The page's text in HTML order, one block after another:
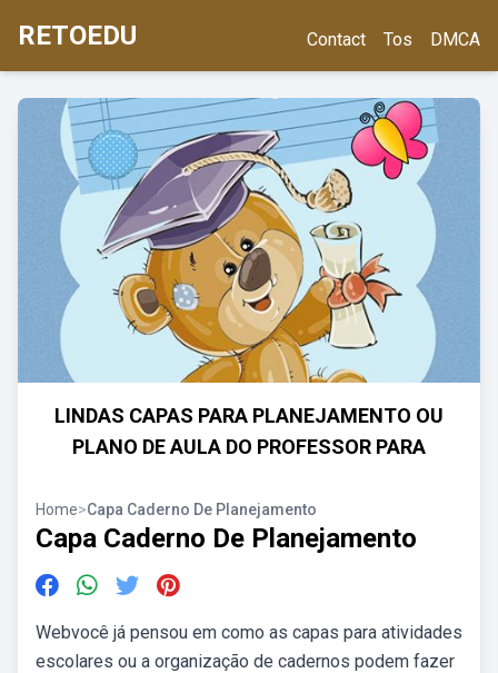
RETOEDU Contact Tos DMCA
LINDAS CAPAS PARA PLANEJAMENTO OU
PLANO DE AULA DO PROFESSOR PARA
Home>Capa Caderno De Planejamento
Capa Caderno De Planejamento
Webvocê já pensou em como as capas para atividades
escolares ou a organização de cadernos podem fazer